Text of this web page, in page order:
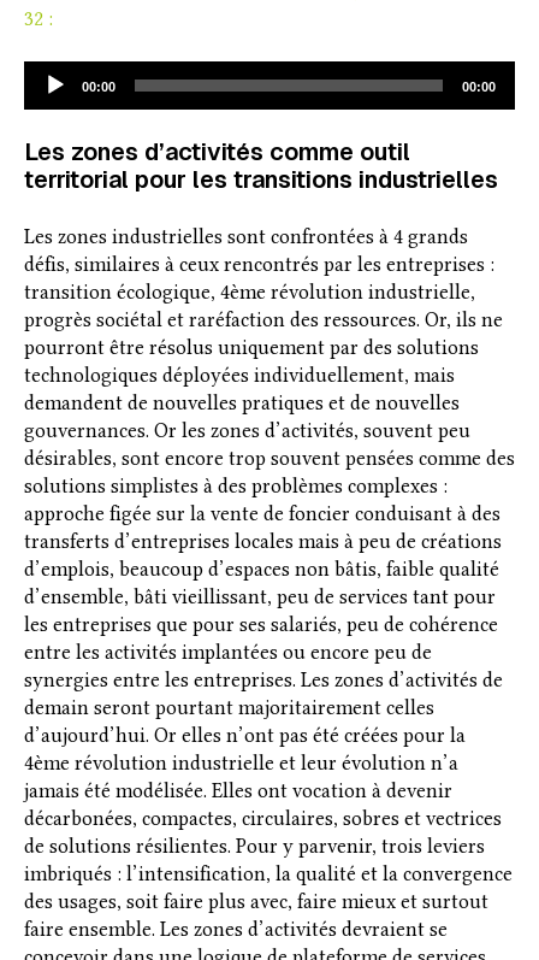
32 :
Lecteur
audio
00:00 00:00
Les zones d’activités comme outil
territorial pour les transitions industrielles
Les zones industrielles sont confrontées à 4 grands
défis, similaires à ceux rencontrés par les entreprises :
transition écologique, 4ème révolution industrielle,
progrès sociétal et raréfaction des ressources. Or, ils ne
pourront être résolus uniquement par des solutions
technologiques déployées individuellement, mais
demandent de nouvelles pratiques et de nouvelles
gouvernances. Or les zones d’activités, souvent peu
désirables, sont encore trop souvent pensées comme des
solutions simplistes à des problèmes complexes :
approche figée sur la vente de foncier conduisant à des
transferts d’entreprises locales mais à peu de créations
d’emplois, beaucoup d’espaces non bâtis, faible qualité
d’ensemble, bâti vieillissant, peu de services tant pour
les entreprises que pour ses salariés, peu de cohérence
entre les activités implantées ou encore peu de
synergies entre les entreprises. Les zones d’activités de
demain seront pourtant majoritairement celles
d’aujourd’hui. Or elles n’ont pas été créées pour la
4ème révolution industrielle et leur évolution n’a
jamais été modélisée. Elles ont vocation à devenir
décarbonées, compactes, circulaires, sobres et vectrices
de solutions résilientes. Pour y parvenir, trois leviers
imbriqués : l’intensification, la qualité et la convergence
des usages, soit faire plus avec, faire mieux et surtout
faire ensemble. Les zones d’activités devraient se